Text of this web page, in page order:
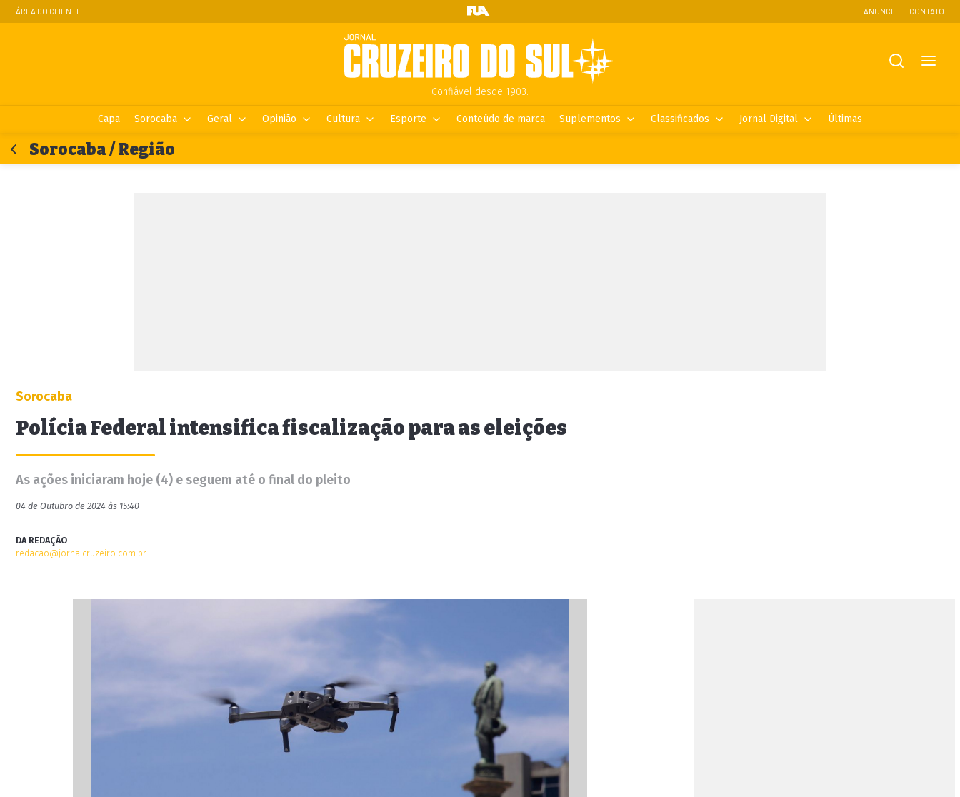
ÁREA DO CLIENTE ANUNCIE CONTATO
Confiável desde 1903.
Capa Sorocaba Geral Opinião Cultura Esporte Conteúdo de marca Suplementos Classificados Jornal Digital Últimas
Sorocaba / Região
Sorocaba
Polícia Federal intensifica fiscalização para as eleições
As ações iniciaram hoje (4) e seguem até o final do pleito
04 de Outubro de 2024 às 15:40
DA REDAÇÃO
redacao@jornalcruzeiro.com.br